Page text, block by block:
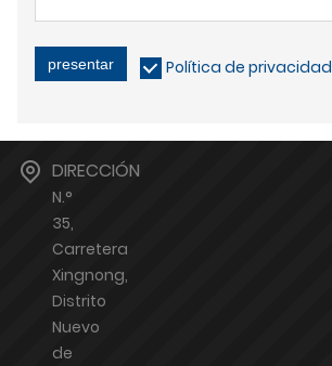
presentar Política de privacidad
DIRECCIÓN
N.°
35,
Carretera
Xingnong,
Distrito
Nuevo
de